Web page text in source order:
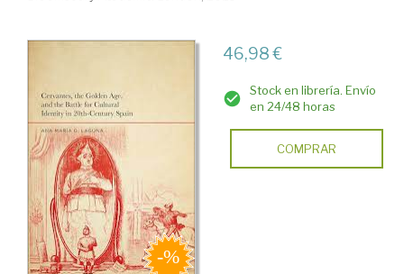
46,98 €
Stock en librería. Envío
en 24/48 horas
COMPRAR